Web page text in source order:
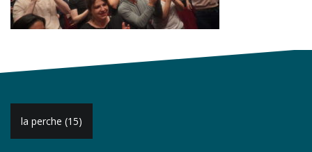
Navigation
de
la perche (15)